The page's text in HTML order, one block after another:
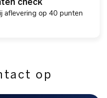
check
aflevering op 40 punten
op